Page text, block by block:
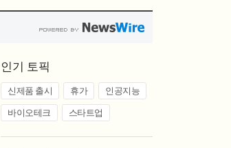
인기 토픽
신제품 출시 휴가
인공지능
바이오테크
스타트업